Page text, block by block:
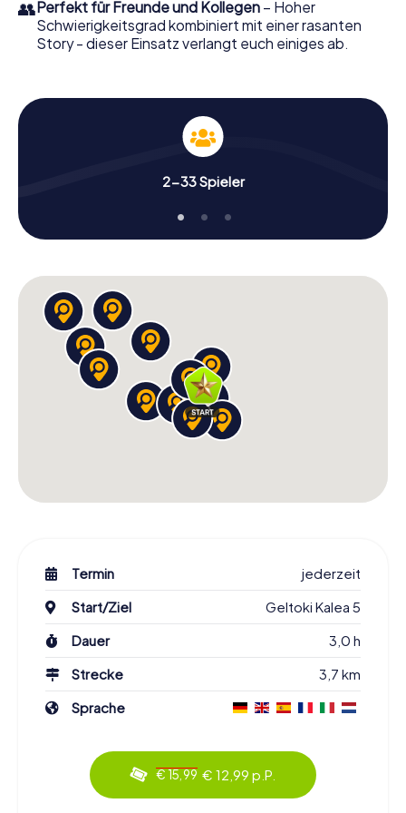
👥Perfekt für Freunde und Kollegen – Hoher
Schwierigkeitsgrad kombiniert mit einer rasanten
Story - dieser Einsatz verlangt euch einiges ab.
2-33 Spieler
Termin
jederzeit
Start/Ziel
Geltoki Kalea 5
Dauer
3,0 h
Strecke
3,7 km
Sprache
€ 15,99 € 12,99 p.P.